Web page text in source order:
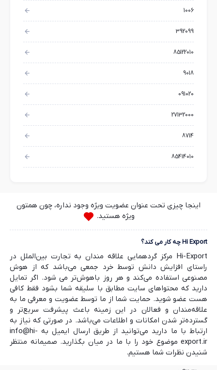
1006
392099
85122010
9018
091020
27132000
8714
85414010
اینجا چیزی تحت عنوان عضویت ویژه وجود نداره، چون همتون
ویژه هستید.
Hi Export چه کار می کند؟
Hi-Export مرکز گردهمایی علاقه مندان به تجارت بین‌الملل در
راستای افزایش دانش توسط خرد جمعی می‌باشد که از هوش
مصنوعی استفاده می‌کند و هر روز باهوش‌تر می شود. اگر تمایل
دارید که محتواهای سایت مطابق با سلیقه شما بشود فقط کافی
هست عضو شوید. حمایت شما از ما توسط عضویت و معرفی ما به
علاقه‌مندان و فعالان در این زمینه باعث پیشرفت سریع‌تر و
گسترده‌تر شدن امکانات و اطلاعات می‌باشد. در صورتی که نیاز به
ارتباط با ما دارید می‌توانید از طریق ارسال ایمیل به info@hi-
export.ir موضوع خود را با ما در میان بگذارید. صمیمانه منتظر
شنیدن نظرات شما هستیم.